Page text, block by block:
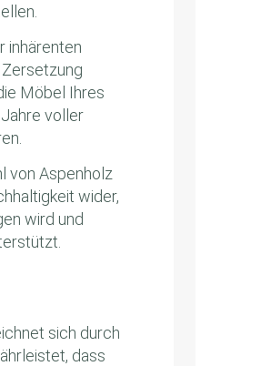
inhärenten
Möbel Ihres
voller
von Aspenholz
wider,
wird und
sich durch
dass